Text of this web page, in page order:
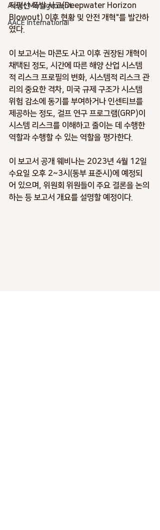
Asset Management
AACE International
지평선 폭발 사고(Deepwater Horizon
Blowout) 이후 현황 및 안전 개혁"를 발간하
였다.
이 보고서는 마콘도 사고 이후 권장된 개혁이
채택된 정도, 시간에 따른 해양 산업 시스템
적 리스크 프로필의 변화, 시스템적 리스크 관
리의 중요한 격차, 미국 규제 구조가 시스템
위험 감소에 동기를 부여하거나 인센티브를
제공하는 정도, 걸프 연구 프로그램(GRP)이
시스템 리스크를 이해하고 줄이는 데 수행한
역할과 수행할 수 있는 역할을 평가한다.
이 보고서 공개 웨비나는 2023년 4월 12일
수요일 오후 2~3시(동부 표준시)에 예정되
어 있으며, 위원회 위원들이 주요 결론을 논의
하는 등 보고서 개요를 설명할 예정이다.